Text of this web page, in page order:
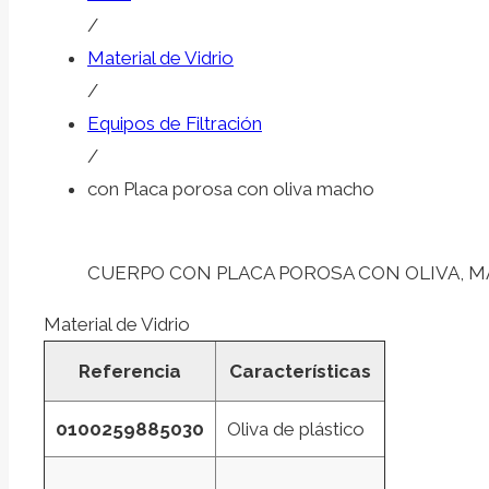
/
Material de Vidrio
/
Equipos de Filtración
/
con Placa porosa con oliva macho
CUERPO CON PLACA POROSA CON OLIVA,
Material de Vidrio
Referencia Características
0100259885030 Oliva de plástico